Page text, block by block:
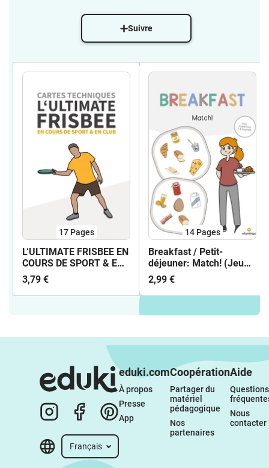
Suivre
17 Pages
L‘ULTIMATE FRISBEE EN
COURS DE SPORT & EN
CLUB - CARTES
TECHNIQUES
3,79 €
14 Pages
Breakfast / Petit-
déjeuner: Match! (Jeu
pour le cours d'anglais)
2,99 €
Français
eduki.com
À propos
Presse
App
Coopération
Partager du
matériel
pédagogique
Nos
partenaires
Aide
Questions
Nous
contacter